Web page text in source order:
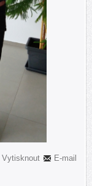
E-mail
Vytisknout